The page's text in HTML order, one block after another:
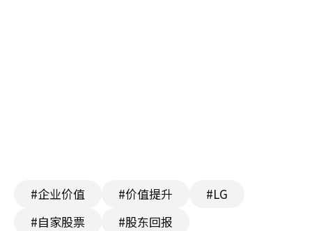
#企业价值 #价值提升
#LG
#自家股票
#股东回报